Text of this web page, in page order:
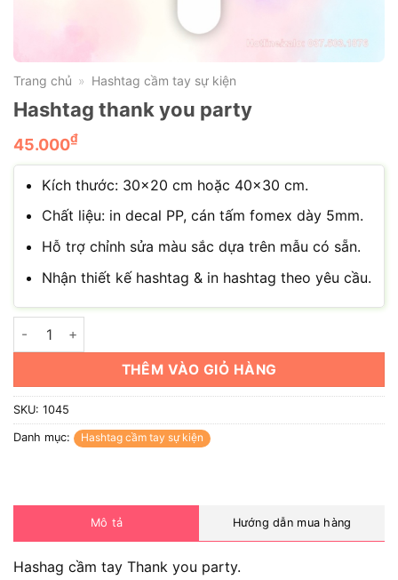
Trang chủ » Hashtag cầm tay sự kiện
Hashtag thank you party
45.000₫
Kích thước: 30×20 cm hoặc 40×30 cm.
Chất liệu: in decal PP, cán tấm fomex dày 5mm.
Hỗ trợ chỉnh sửa màu sắc dựa trên mẫu có sẵn.
Nhận thiết kế hashtag & in hashtag theo yêu cầu.
Hashtag thank you party số lượng
THÊM VÀO GIỎ HÀNG
SKU: 1045
Danh mục: Hashtag cầm tay sự kiện
Mô tả Hướng dẫn mua hàng
Hashag cầm tay Thank you party.